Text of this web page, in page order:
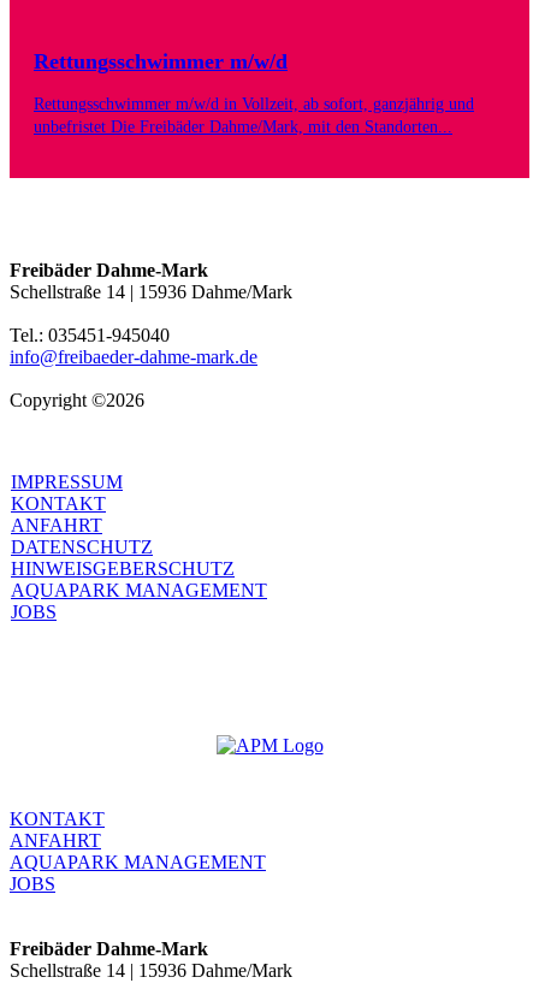
Rettungsschwimmer m/w/d
Rettungsschwimmer m/w/d in Vollzeit, ab sofort, ganzjährig und
unbefristet Die Freibäder Dahme/Mark, mit den Standorten...
Freibäder Dahme-Mark
Schellstraße 14 | 15936 Dahme/Mark
Tel.: 035451-945040
info@freibaeder-dahme-mark.de
Copyright ©2026
IMPRESSUM
KONTAKT
ANFAHRT
DATENSCHUTZ
HINWEISGEBERSCHUTZ
AQUAPARK MANAGEMENT
JOBS
KONTAKT
ANFAHRT
AQUAPARK MANAGEMENT
JOBS
Freibäder Dahme-Mark
Schellstraße 14 | 15936 Dahme/Mark